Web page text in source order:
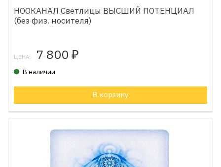
НООКАНАЛ Светлицы ВЫСШИЙ ПОТЕНЦИАЛ
(без физ. носителя)
ЦЕНА: 7 800 ₽
В наличии
В корзину